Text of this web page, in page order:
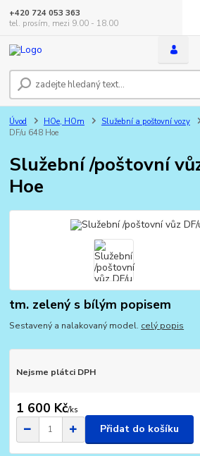
+420 724 053 363
tel. prosím, mezi 9.00 - 18.00
Úvod HOe, HOm Služební a poštovní vozy
DF/u 648 Hoe
Služební /poštovní
Hoe
tm. zelený s bílým popisem
Sestavený a nalakovaný model. celý popis
Nejsme plátci DPH
1 600 Kč/ks
Přidat do košíku